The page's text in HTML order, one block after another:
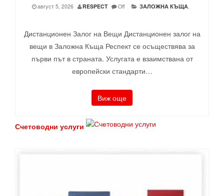
август 5, 2026 RESPECT Off ЗАЛОЖНА КЪЩА,
Дистанционен Залог на Вещи Дистанционен залог на
вещи в Заложна Къща Респект се осъществява за
първи път в страната. Услугата е взаимствана от
европейски стандарти…
Виж още
Счетоводни услуги